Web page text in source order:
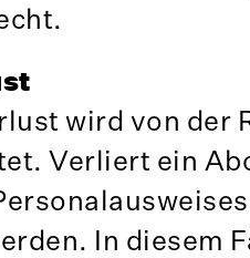
wird von der
Verliert ein
In diesem